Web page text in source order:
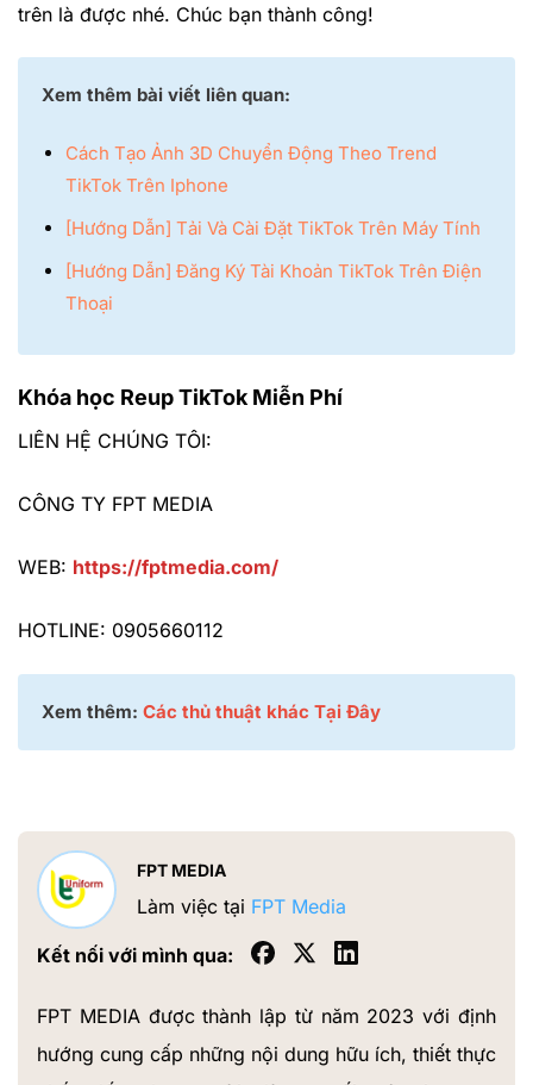
trên là được nhé. Chúc bạn thành công!
Xem thêm bài viết liên quan:
Cách Tạo Ảnh 3D Chuyển Động Theo Trend
TikTok Trên Iphone
[Hướng Dẫn] Tải Và Cài Đặt TikTok Trên Máy Tính
[Hướng Dẫn] Đăng Ký Tài Khoản TikTok Trên Điện
Thoại
Khóa học Reup TikTok Miễn Phí
LIÊN HỆ CHÚNG TÔI:
CÔNG TY FPT MEDIA
WEB: https://fptmedia.com/
HOTLINE: 0905660112
Xem thêm: Các thủ thuật khác Tại Đây
FPT MEDIA
Làm việc tại FPT Media
Kết nối với mình qua:
FPT MEDIA được thành lập từ năm 2023 với định
hướng cung cấp những nội dung hữu ích, thiết thực